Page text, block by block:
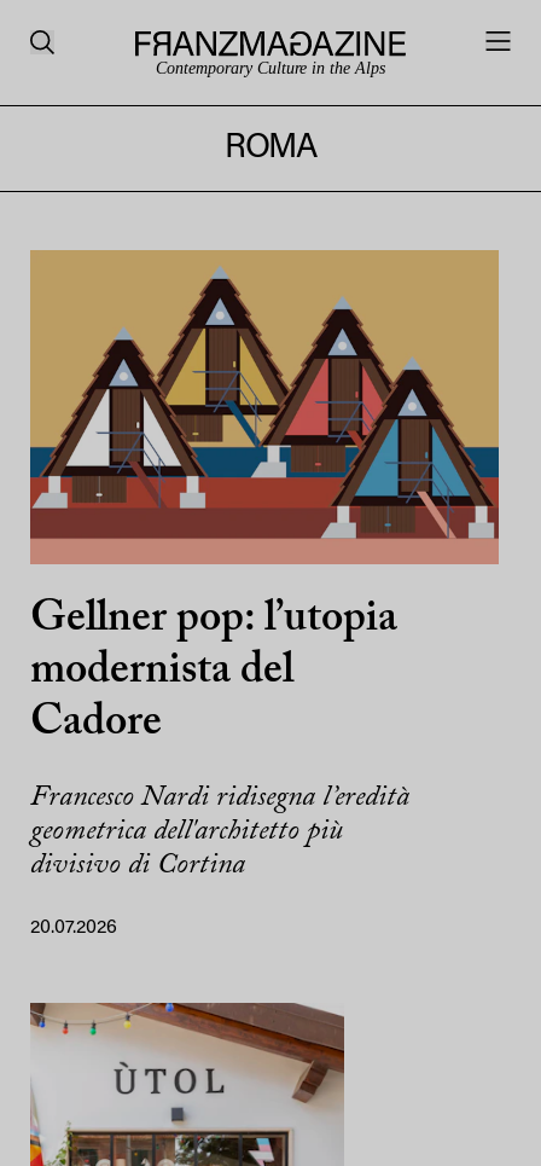
Contemporary Culture in the Alps
ROMA
Gellner pop: l’utopia
modernista del
Cadore
Francesco Nardi ridisegna l’eredità
geometrica dell'architetto più
divisivo di Cortina
20.07.2026